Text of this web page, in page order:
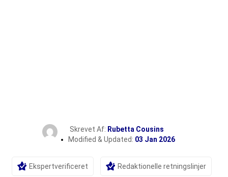
Skrevet Af: Rubetta Cousins
Modified & Updated: 03 Jan 2026
Ekspertverificeret Redaktionelle retningslinjer